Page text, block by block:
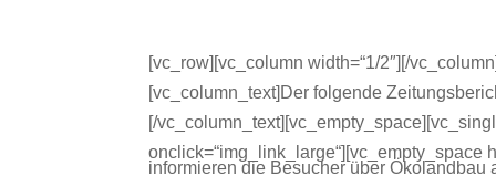
[vc_row][vc_column width=“1/2″][/
[vc_column_text]Der folgende
[/
onclick=“img_link_large“][vc_empty_space
informieren die Besucher über Ökolandbau